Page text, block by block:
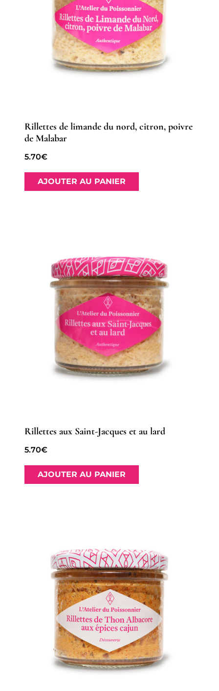
Rillettes de limande du nord, citron, poivre
de Malabar
5.70€
AJOUTER AU PANIER
Rillettes aux Saint-Jacques et au lard
5.70€
AJOUTER AU PANIER